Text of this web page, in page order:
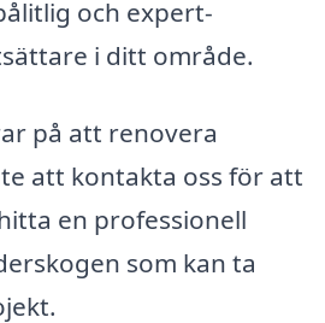
och expert-
i ditt område.
på att renovera
att kontakta oss för att
en professionell
som kan ta